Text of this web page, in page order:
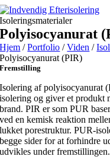
Skip
to
content
Isoleringsmaterialer
Polyisocyanurat
Hjem /Portfolio /Viden /
Polyisocyanurat (PIR)
Fremstilling
Isolering af polyisocyanurat
isolering og giver et produkt
brand. PIR er som PUR
ved en kemisk reaktion
lukket porestruktur. PUR-
begge sider for at forhindre
udvikles under fremstillingen.